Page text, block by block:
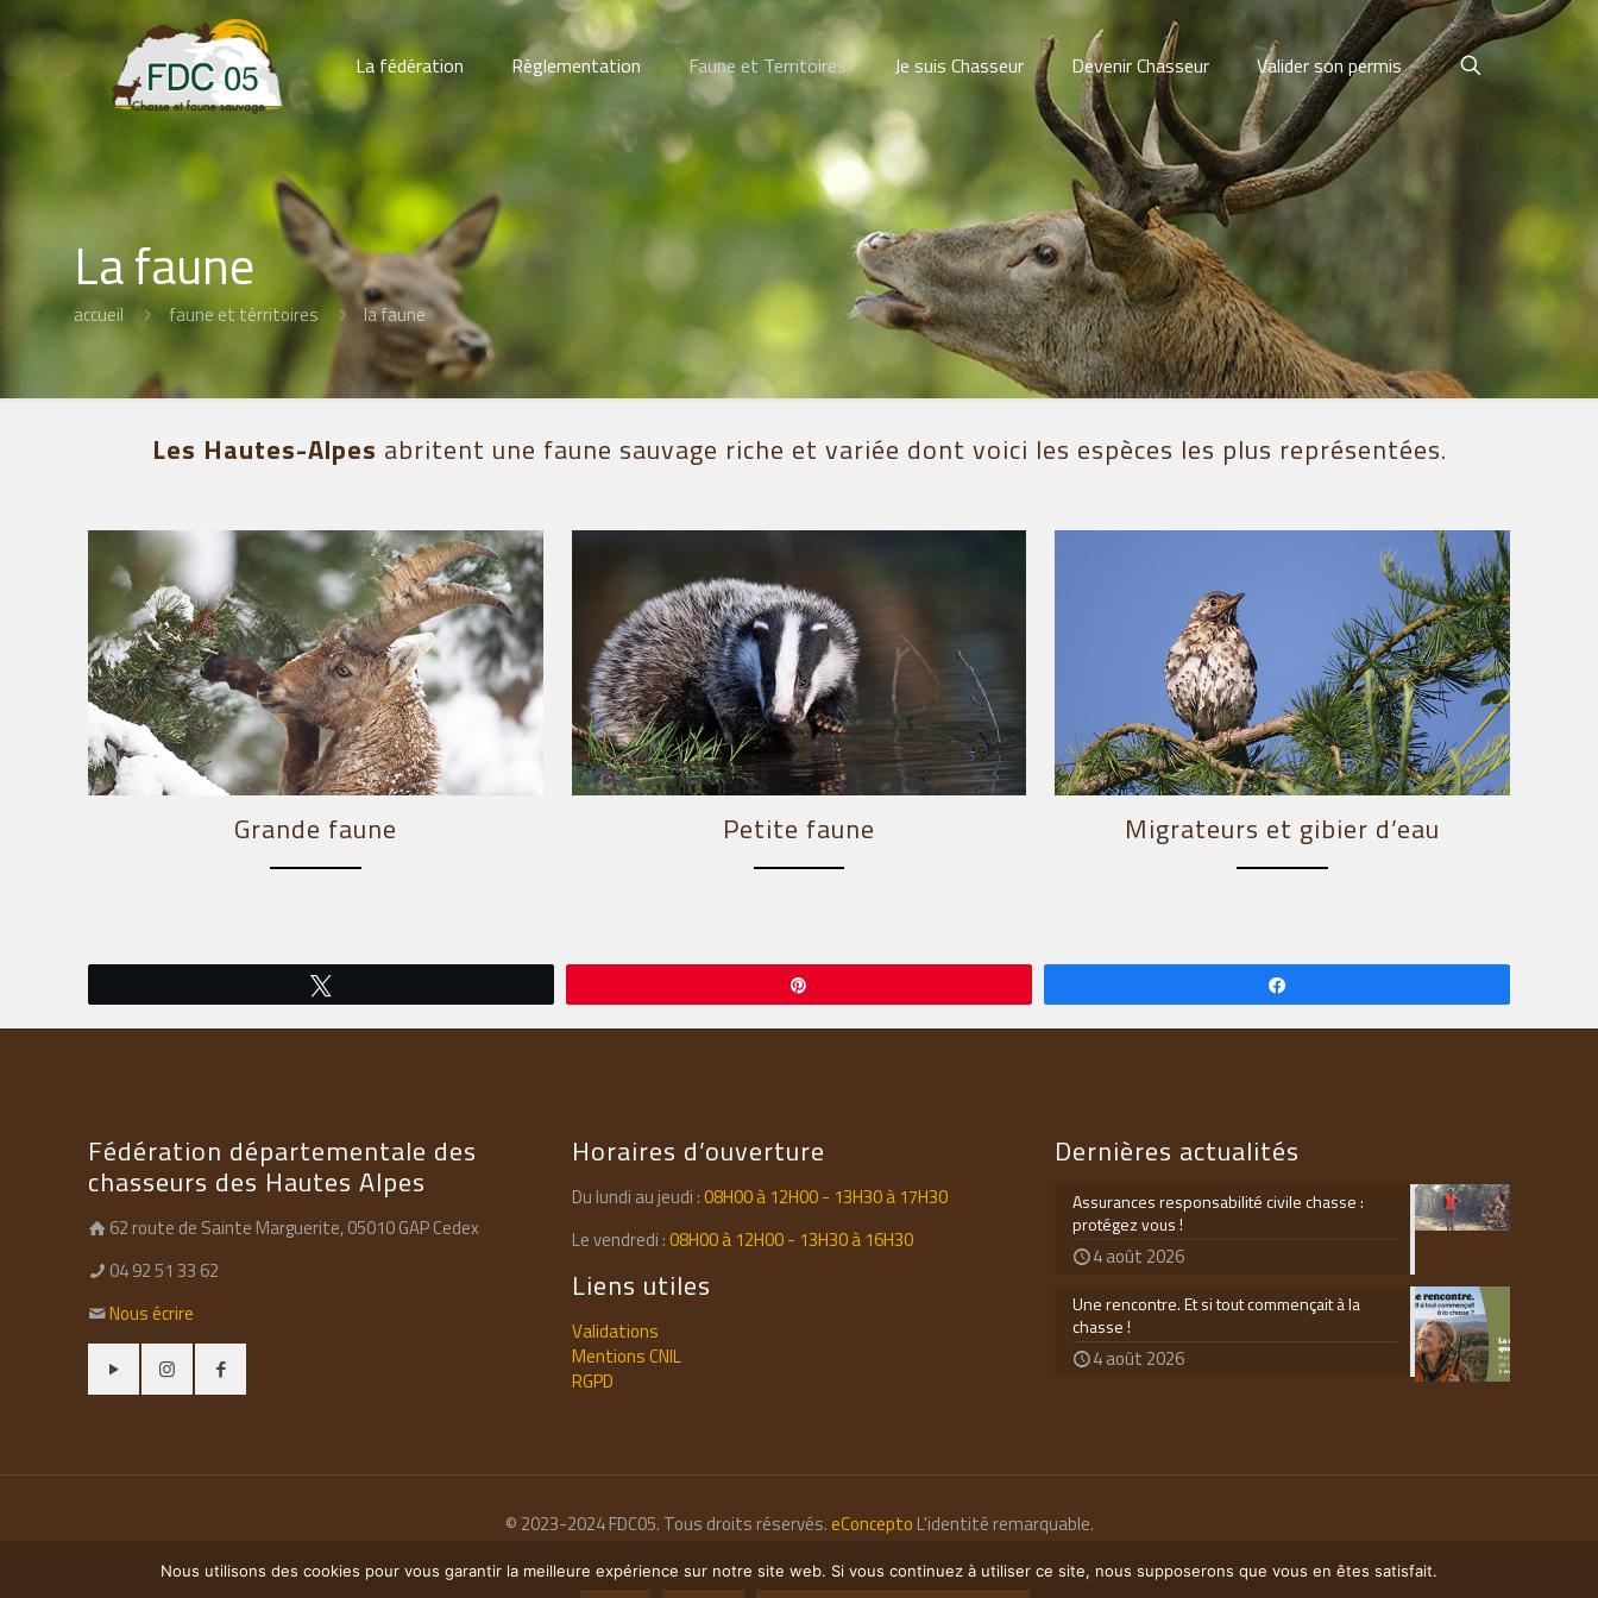
La fédération Règlementation Faune et Territoires Je suis Chasseur Devenir Chasseur Valider son permis
La faune
accueil faune et térritoires la faune
Les Hautes-Alpes abritent une faune sauvage riche et variée dont voici les espèces les plus représentées.
Grande faune Petite faune Migrateurs et gibier d’eau
Fédération départementale des
chasseurs des Hautes Alpes
62 route de Sainte Marguerite, 05010 GAP Cedex
04 92 51 33 62
Nous écrire
Horaires d’ouverture
Du lundi au jeudi :08H00 à 12H00 - 13H30 à 17H30
Le vendredi :08H00 à 12H00 - 13H30 à 16H30
Liens utiles
Validations
Mentions CNIL
RGPD
Dernières actualités
Assurances responsabilité civile chasse :
protégez vous !
4 août 2026
Une rencontre. Et si tout commençait à la
chasse !
4 août 2026
© 2023-2024 FDC05. Tous droits réservés.eConcepto L'identité remarquable.
Nous utilisons des cookies pour vous garantir la meilleure expérience sur notre site web. Si vous continuez à utiliser ce site, nous supposerons que vous en êtes satisfait.